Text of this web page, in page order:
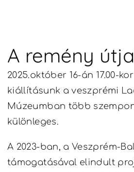
A remény
2025.október 16-án 17.00-
kiállításunk a veszprémi
Múzeumban több
különleges.
A 2023-ban, a Veszprém-
támogatásával elindult